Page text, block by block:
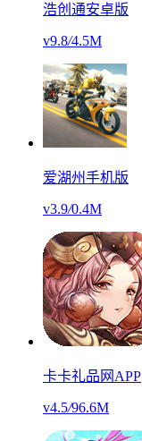
浩创通安卓版
v9.8/4.5M
爱湖州手机版
v3.9/0.4M
卡卡礼品网APP
v4.5/96.6M